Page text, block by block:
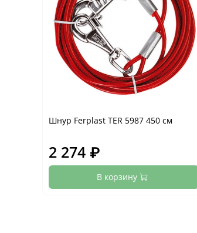
Шнур Ferplast TER 5987 450 см
2 274 ₽
В корзину